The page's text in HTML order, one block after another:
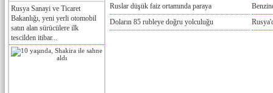
Rusya Sanayi ve Ticaret
Bakanlığı, yeni yerli otomobil
satın alan sürücülere ilk
tescilden itibar...
Ruslar düşük faiz ortamında paraya
Doların 85 rubleye doğru yolculuğu